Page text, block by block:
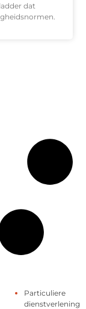
dat
Particuliere
dienstverlening